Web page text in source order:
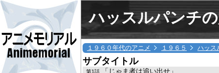
ハッスルパンチ
１９６０年代のアニメ １９６５ ハッス
サブタイトル
第1話 「じゃま者は追い出せ」